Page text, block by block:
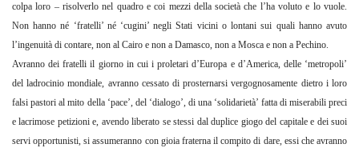
colpa loro – risolverlo nel quadro e coi mezzi della società che l’ha voluto e lo vuole.
Non hanno né ‘fratelli’ né ‘cugini’ negli Stati vicini o lontani sui quali hanno avuto
l’ingenuità di contare, non al Cairo e non a Damasco, non a Mosca e non a Pechino.
Avranno dei fratelli il giorno in cui i proletari d’Europa e d’America, delle ‘metropoli’
del ladrocinio mondiale, avranno cessato di prosternarsi vergognosamente dietro i loro
falsi pastori al mito della ‘pace’, del ‘dialogo’, di una ‘solidarietà’ fatta di miserabili preci
e lacrimose petizioni e, avendo liberato se stessi dal duplice giogo del capitale e dei suoi
servi opportunisti, si assumeranno con gioia fraterna il compito di dare, essi che avranno